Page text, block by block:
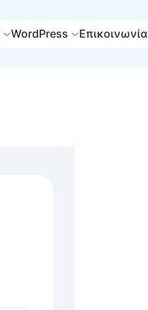
WordPress Επικοινωνία